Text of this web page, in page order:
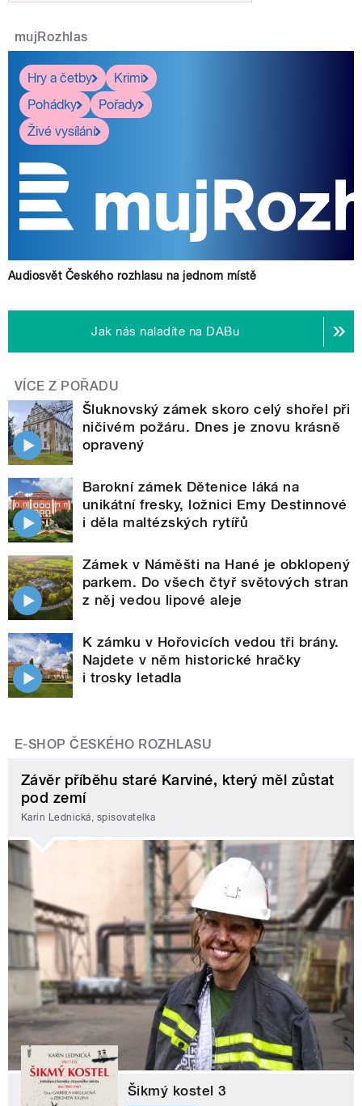
mujRozhlas
Hry a četby
Krimi
Pohádky
Pořady
Živé vysílání
Audiosvět Českého rozhlasu na jednom místě
Jak nás naladíte na DABu
VÍCE Z POŘADU
Šluknovský zámek skoro celý shořel při
ničivém požáru. Dnes je znovu krásně
opravený
Barokní zámek Dětenice láká na
unikátní fresky, ložnici Emy Destinnové
i děla maltézských rytířů
Zámek v Náměšti na Hané je obklopený
parkem. Do všech čtyř světových stran
z něj vedou lipové aleje
K zámku v Hořovicích vedou tři brány.
Najdete v něm historické hračky
i trosky letadla
E-SHOP ČESKÉHO ROZHLASU
Závěr příběhu staré Karviné, který měl zůstat
pod zemí
Karin Lednická, spisovatelka
Šikmý kostel 3